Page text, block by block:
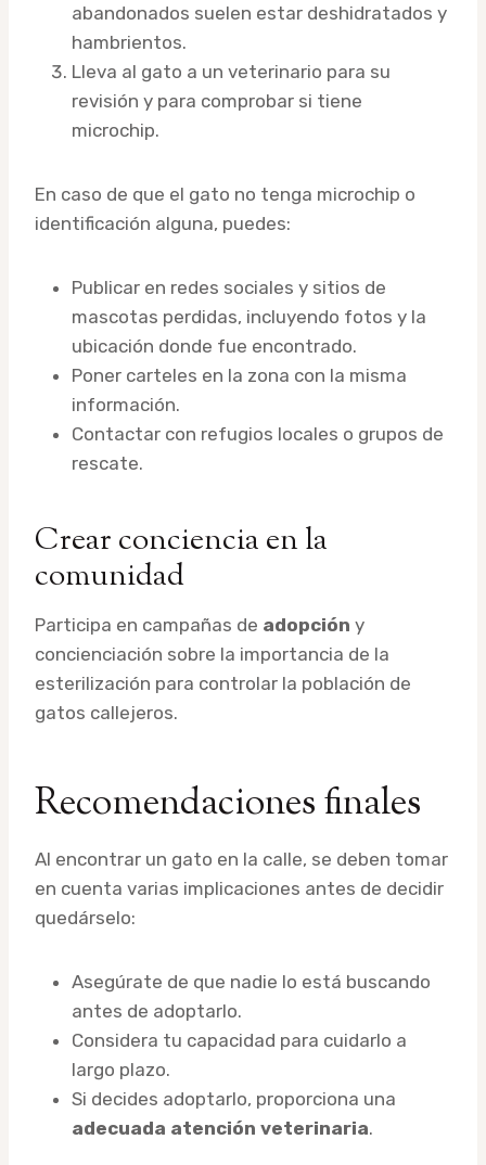
abandonados suelen estar deshidratados y
hambrientos.
Lleva al gato a un veterinario para su
revisión y para comprobar si tiene
microchip.
En caso de que el gato no tenga microchip o
identificación alguna, puedes:
Publicar en redes sociales y sitios de
mascotas perdidas, incluyendo fotos y la
ubicación donde fue encontrado.
Poner carteles en la zona con la misma
información.
Contactar con refugios locales o grupos de
rescate.
Crear conciencia en la
comunidad
Participa en campañas de adopción y
concienciación sobre la importancia de la
esterilización para controlar la población de
gatos callejeros.
Recomendaciones finales
Al encontrar un gato en la calle, se deben tomar
en cuenta varias implicaciones antes de decidir
quedárselo:
Asegúrate de que nadie lo está buscando
antes de adoptarlo.
Considera tu capacidad para cuidarlo a
largo plazo.
Si decides adoptarlo, proporciona una
adecuada atención veterinaria.